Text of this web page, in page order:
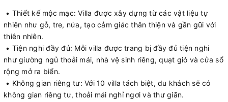
• Thiết kế mộc mạc: Villa được xây dựng từ các vật liệu tự
nhiên như gỗ, tre, nứa, tạo cảm giác thân thiện và gần gũi với
thiên nhiên.
• Tiện nghi đầy đủ: Mỗi villa được trang bị đầy đủ tiện nghi
như giường ngủ thoải mái, nhà vệ sinh riêng, quạt gió và cửa sổ
rộng mở ra biển.
• Không gian riêng tư: Với 10 villa tách biệt, du khách sẽ có
không gian riêng tư, thoải mái nghỉ ngơi và thư giãn.